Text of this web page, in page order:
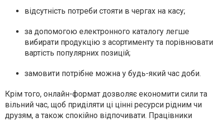
відсутність потреби стояти в чергах на касу;
за допомогою електронного каталогу легше
вибирати продукцію з асортименту та порівнювати
вартість популярних позицій;
замовити потрібне можна у будь-який час доби.
Крім того, онлайн-формат дозволяє економити сили та
вільний час, щоб приділяти ці цінні ресурси рідним чи
друзям, а також спокійно відпочивати. Працівники